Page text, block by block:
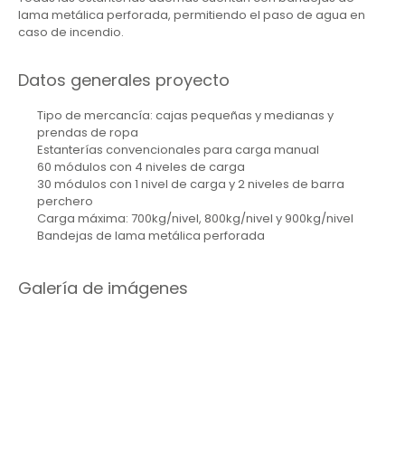
lama metálica perforada, permitiendo el paso de agua en
caso de incendio.
Datos generales proyecto
Tipo de mercancía: cajas pequeñas y medianas y
prendas de ropa
Estanterías convencionales para carga manual
60 módulos con 4 niveles de carga
30 módulos con 1 nivel de carga y 2 niveles de barra
perchero
Carga máxima: 700kg/nivel, 800kg/nivel y 900kg/nivel
Bandejas de lama metálica perforada
Galería de imágenes